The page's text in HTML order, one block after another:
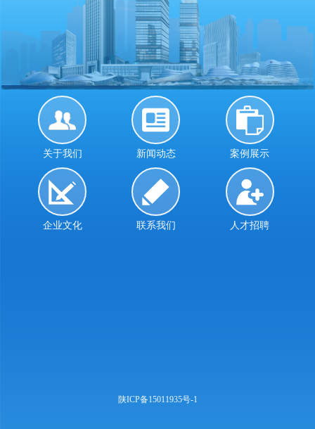
关于我们 新闻动态 案例展示
企业文化 联系我们 人才招聘
陕ICP备15011935号-1